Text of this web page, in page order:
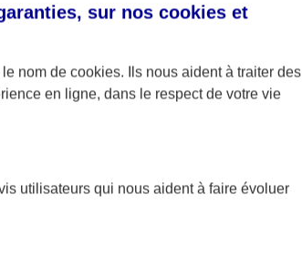
sur nos cookies et
nom de cookies. Ils nous aident à traiter des
en ligne, dans le respect de votre vie
utilisateurs qui nous aident à faire évoluer